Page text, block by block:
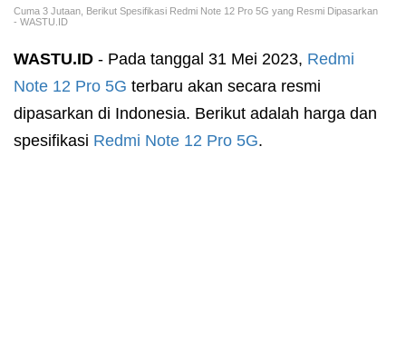
Cuma 3 Jutaan, Berikut Spesifikasi Redmi Note 12 Pro 5G yang Resmi Dipasarkan
- WASTU.ID
WASTU.ID - Pada tanggal 31 Mei 2023, Redmi
Note 12 Pro 5G terbaru akan secara resmi
dipasarkan di Indonesia. Berikut adalah harga dan
spesifikasi Redmi Note 12 Pro 5G.